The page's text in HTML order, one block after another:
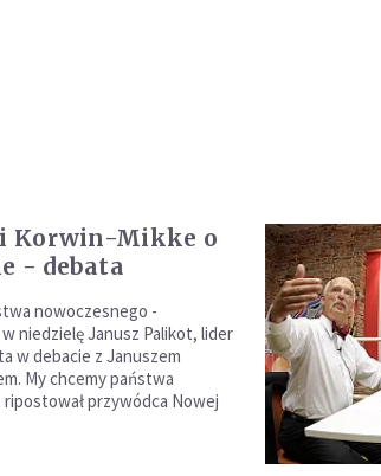
Korwin-Mikke o
- debata
nowoczesnego -
niedzielę Janusz Palikot, lider
w debacie z Januszem
My chcemy państwa
przywódca Nowej